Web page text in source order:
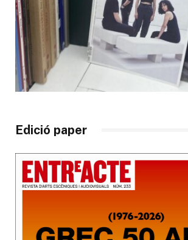
Edició paper